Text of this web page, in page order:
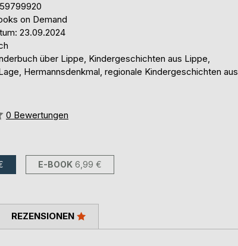
on Demand
23.09.2024
über Lippe, Kindergeschichten aus Lippe,
Hermannsdenkmal, regionale Kindergeschichten aus
0 Bewertungen
E-BOOK 6,99 €
REZENSIONEN